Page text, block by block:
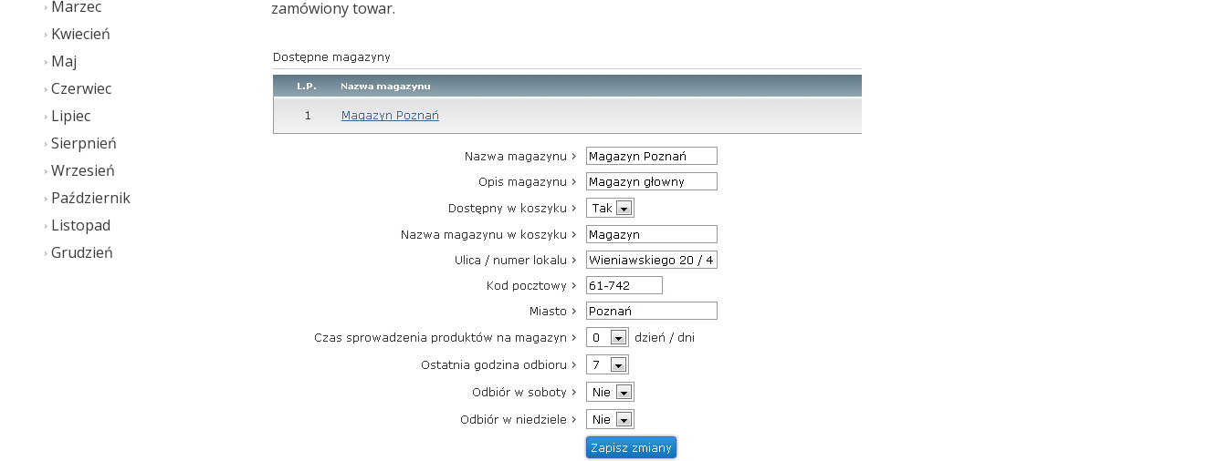
Marzec
Kwiecień
Maj
Czerwiec
Lipiec
Sierpnień
Wrzesień
Październik
Listopad
Grudzień
zamówiony towar.